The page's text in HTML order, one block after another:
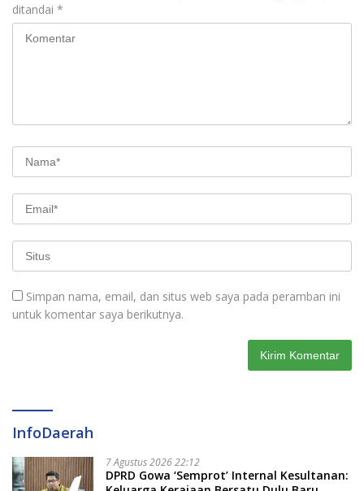
ditandai *
Simpan nama, email, dan situs web saya pada peramban ini
untuk komentar saya berikutnya.
InfoDaerah
7 Agustus 2026 22:12
DPRD Gowa ‘Semprot’ Internal Kesultanan: